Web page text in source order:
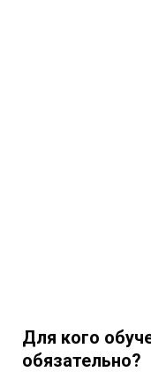
Для кого
обязательно?